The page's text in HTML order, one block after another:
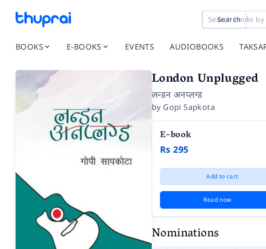
Search
BOOKS E-BOOKS EVENTS AUDIOBOOKS
London Unplugged
लन्डन अनप्लग्ड
by Gopi Sapkota
E-book
Rs 295
Add to cart
Read now
Nominations